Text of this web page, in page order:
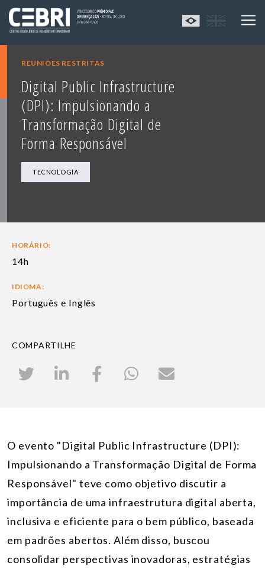
REUNIÕES RESTRITAS
Digital Public Infrastructure
(DPI): Impulsionando a
Transformação Digital de
Forma Responsável
TECNOLOGIA
HORÁRIO:
14h
IDIOMA:
Português e Inglês
COMPARTILHE
O evento "Digital Public Infrastructure (DPI):
Impulsionando a Transformação Digital de Forma
Responsável" teve como objetivo discutir a
importância de uma infraestrutura digital aberta,
inclusiva e eficiente para o bem público, baseada
em padrões abertos. Além disso, buscou
consolidar perspectivas inovadoras, estratégias